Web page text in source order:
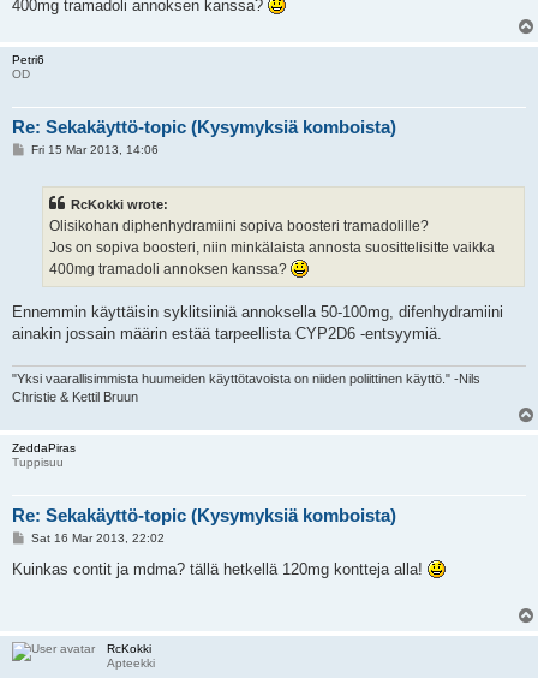
400mg tramadoli annoksen kanssa?
Petri6
OD
Re: Sekakäyttö-topic (Kysymyksiä komboista)
PFri 15 Mar 2013, 14:06
RcKokki wrote:
Olisikohan diphenhydramiini sopiva boosteri tramadolille?
Jos on sopiva boosteri, niin minkälaista annosta suosittelisitte vaikka
400mg tramadoli annoksen kanssa?
Ennemmin käyttäisin syklitsiiniä annoksella 50-100mg, difenhydramiini
ainakin jossain määrin estää tarpeellista CYP2D6 -entsyymiä.
"Yksi vaarallisimmista huumeiden käyttötavoista on niiden poliittinen käyttö." -Nils
Christie & Kettil Bruun
ZeddaPiras
Tuppisuu
Re: Sekakäyttö-topic (Kysymyksiä komboista)
P
s
Sat 16 Mar 2013, 22:02
Kuinkas contit ja mdma? tällä hetkellä 120mg kontteja alla!
RcKokki
Apteekki